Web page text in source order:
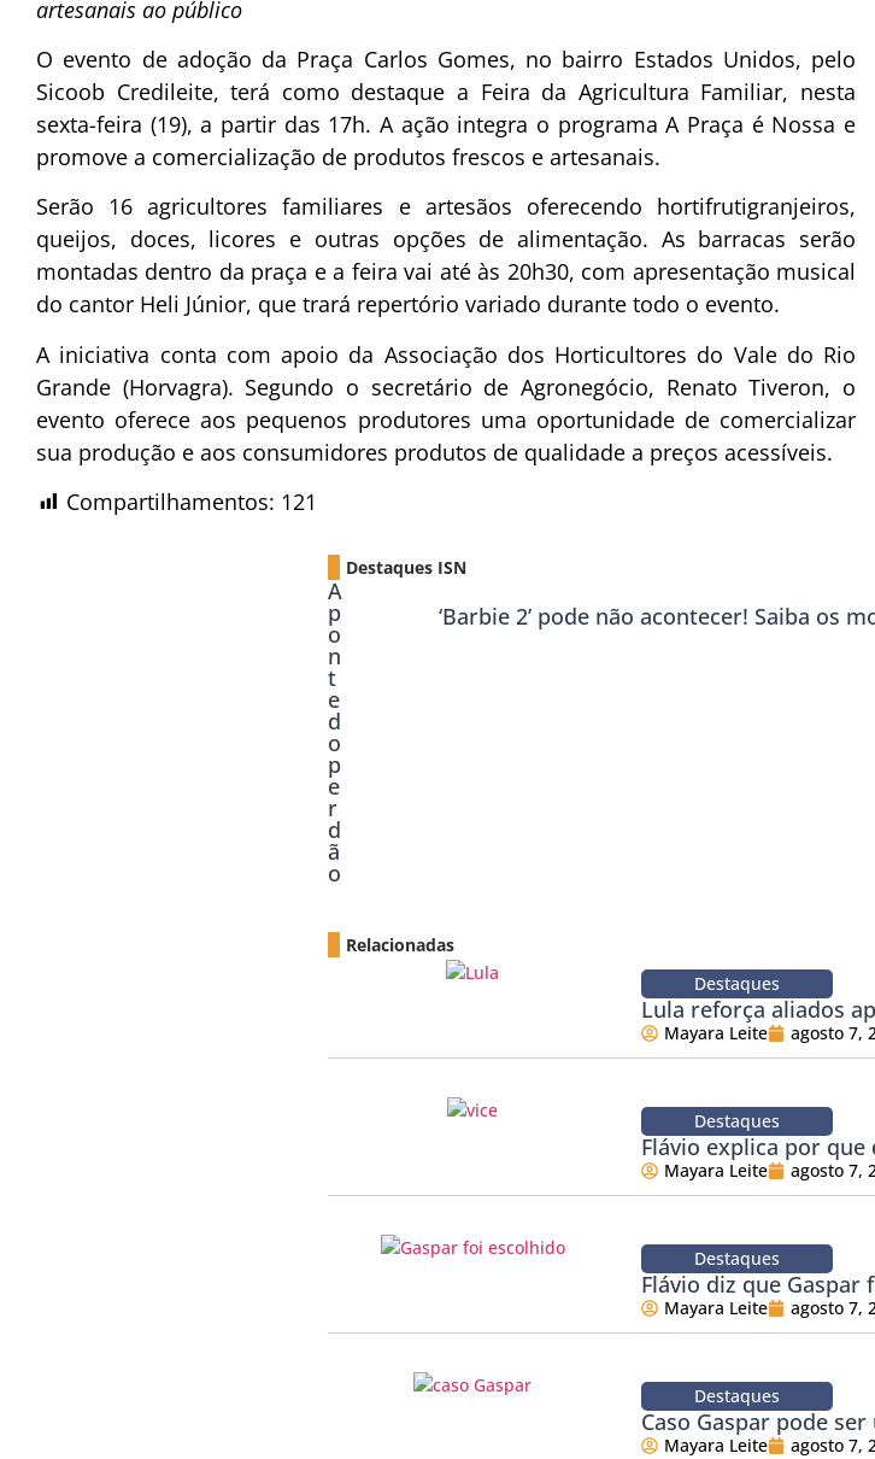
artesanais ao público
O evento de adoção da Praça Carlos Gomes, no bairro Estados Unidos, pelo
Sicoob Credileite, terá como destaque a Feira da Agricultura Familiar, nesta
sexta-feira (19), a partir das 17h. A ação integra o programa A Praça é Nossa e
promove a comercialização de produtos frescos e artesanais.
Serão 16 agricultores familiares e artesãos oferecendo hortifrutigranjeiros,
queijos, doces, licores e outras opções de alimentação. As barracas serão
montadas dentro da praça e a feira vai até às 20h30, com apresentação musical
do cantor Heli Júnior, que trará repertório variado durante todo o evento.
A iniciativa conta com apoio da Associação dos Horticultores do Vale do Rio
Grande (Horvagra). Segundo o secretário de Agronegócio, Renato Tiveron, o
evento oferece aos pequenos produtores uma oportunidade de comercializar
sua produção e aos consumidores produtos de qualidade a preços acessíveis.
Compartilhamentos: 121
Destaques ISN
A
p
o
n
t
e
d
o
p
e
r
d
ã
o
‘Barbie 2’ pode não acontecer! Saiba os
Relacionadas
Destaques
Lula reforça aliados
Mayara Leite agosto 7,
Destaques
Flávio explica por
Mayara Leite agosto 7,
Destaques
Flávio diz que Gaspar
Mayara Leite agosto 7,
Destaques
Caso Gaspar pode
Mayara Leite agosto 7,